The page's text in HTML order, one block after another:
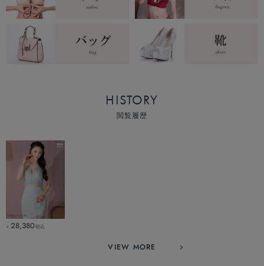
HISTORY
閲覧履歴
￥ 28,380税込
VIEW MORE